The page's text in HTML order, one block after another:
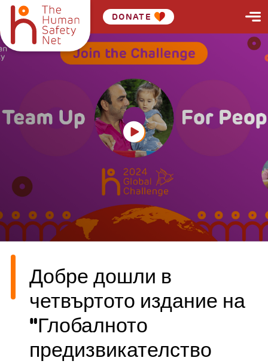
DONATE
Добре дошли в
четвъртото издание на
"Глобалното
предизвикателство